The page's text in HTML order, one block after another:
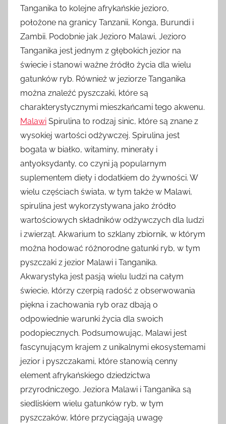
Tanganika to kolejne afrykańskie jezioro,
położone na granicy Tanzanii, Konga, Burundi i
Zambii. Podobnie jak Jezioro Malawi, Jezioro
Tanganika jest jednym z głębokich jezior na
świecie i stanowi ważne źródło życia dla wielu
gatunków ryb. Również w jeziorze Tanganika
można znaleźć pyszczaki, które są
charakterystycznymi mieszkańcami tego akwenu.
Malawi Spirulina to rodzaj sinic, które są znane z
wysokiej wartości odżywczej. Spirulina jest
bogata w białko, witaminy, minerały i
antyoksydanty, co czyni ją popularnym
suplementem diety i dodatkiem do żywności. W
wielu częściach świata, w tym także w Malawi,
spirulina jest wykorzystywana jako źródło
wartościowych składników odżywczych dla ludzi
i zwierząt. Akwarium to szklany zbiornik, w którym
można hodować różnorodne gatunki ryb, w tym
pyszczaki z jezior Malawi i Tanganika.
Akwarystyka jest pasją wielu ludzi na całym
świecie, którzy czerpią radość z obserwowania
piękna i zachowania ryb oraz dbają o
odpowiednie warunki życia dla swoich
podopiecznych. Podsumowując, Malawi jest
fascynującym krajem z unikalnymi ekosystemami
jezior i pyszczakami, które stanowią cenny
element afrykańskiego dziedzictwa
przyrodniczego. Jeziora Malawi i Tanganika są
siedliskiem wielu gatunków ryb, w tym
pyszczaków, które przyciągają uwagę